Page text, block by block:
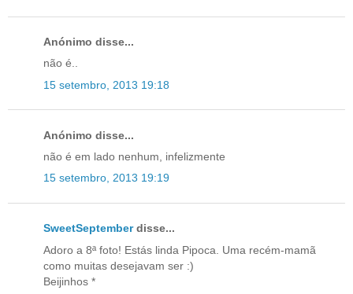
Anónimo disse...
não é..
15 setembro, 2013 19:18
Anónimo disse...
não é em lado nenhum, infelizmente
15 setembro, 2013 19:19
SweetSeptemberdisse...
Adoro a 8ª foto! Estás linda Pipoca. Uma recém-mamã
como muitas desejavam ser :)
Beijinhos *